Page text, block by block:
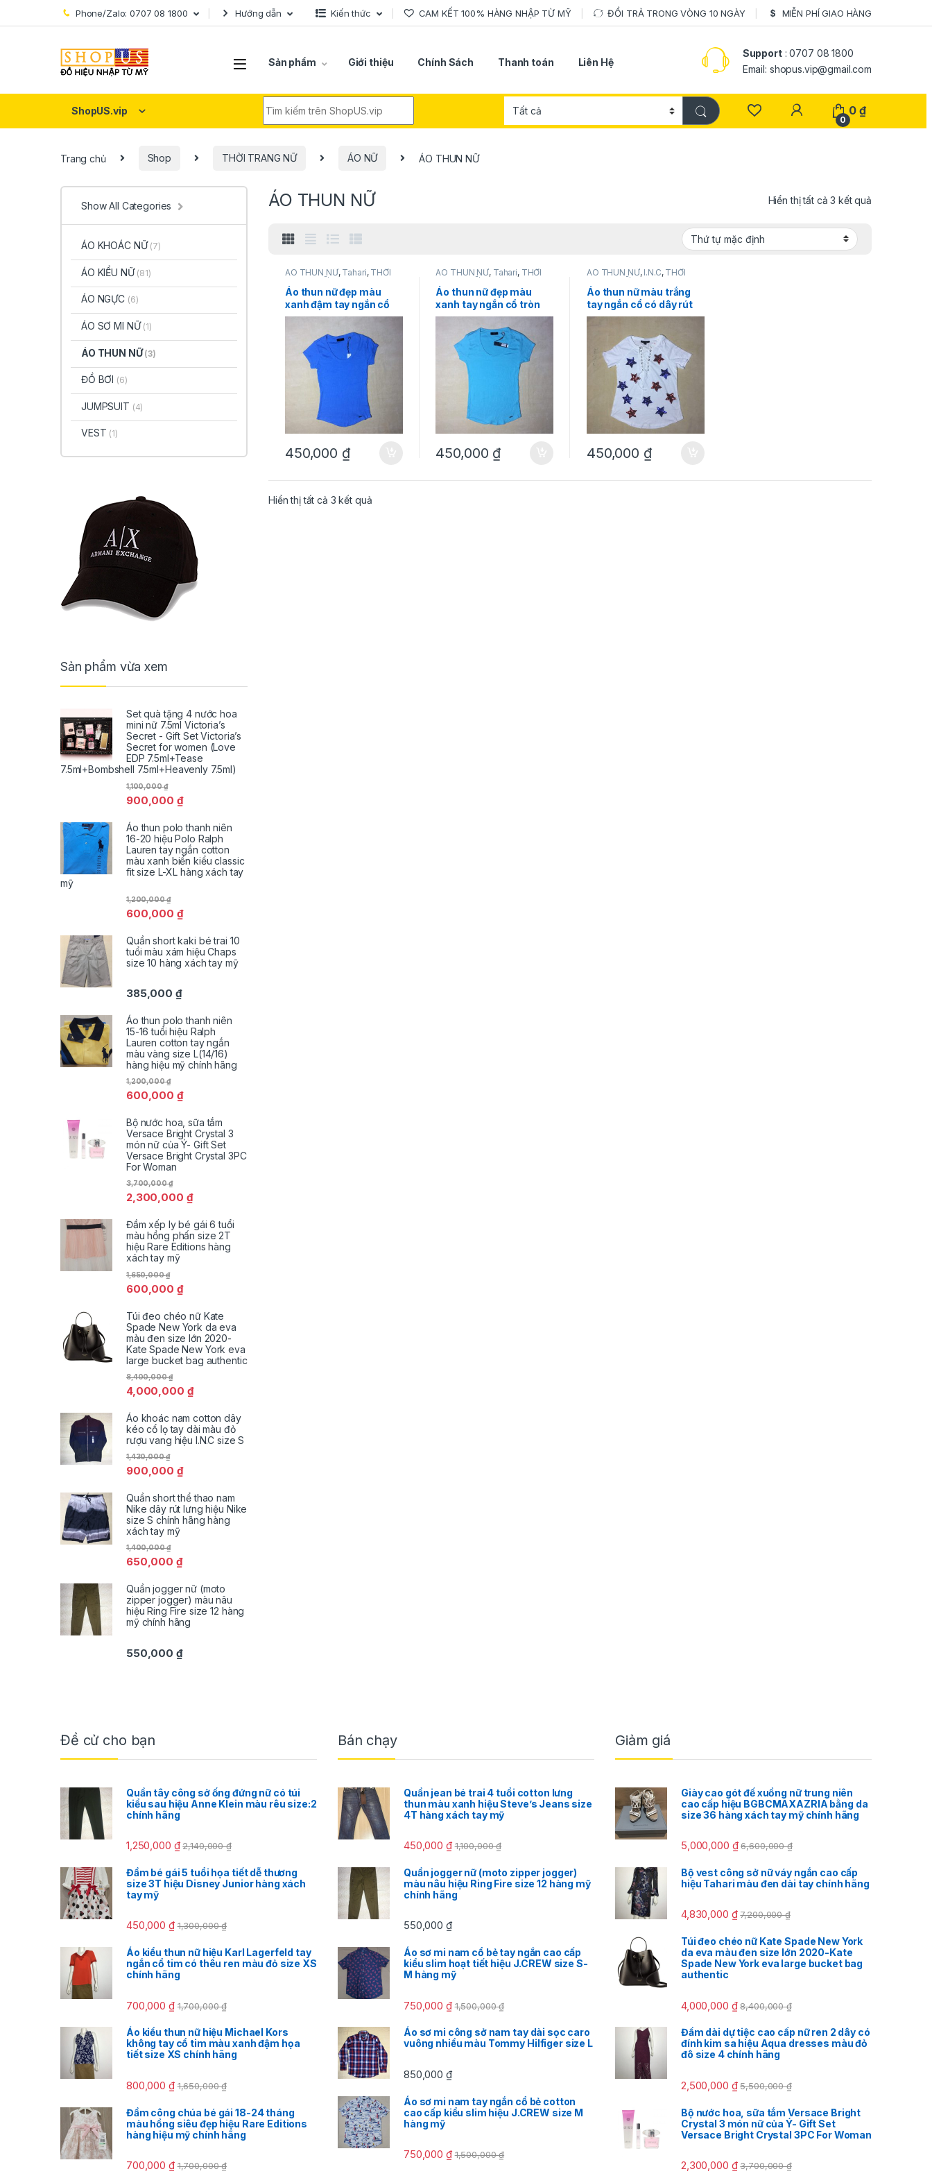
Skip to navigation
Skip to content Phone/Zalo: 0707 08 1800 Hướng dẫn Kiến thức CAM KẾT 100% HÀNG NHẬP TỪ MỸ ĐỔI TRẢ TRONG VÒNG 10 NGÀY MIỄN PHÍ GIAO HÀNG
Sản phẩm Giới thiệu Chính Sách Thanh toán Liên Hệ
Support: 0707 08 1800
Email: shopus.vip@gmail.com
ShopUS.vip
0
0₫
Trang chủ Shop THỜI TRANG NỮ ÁO NỮ ÁO THUN NỮ
ÁO THUN NỮ Hiển thị tất cả 3 kết quả
ÁO THUN NỮ, Tahari, THỜI
TRANG NỮ
Áo thun nữ đẹp màu
xanh đậm tay ngắn cổ
tròn hiệu Tahari size
XS, M chính hãng
450,000 ₫
ÁO THUN NỮ, Tahari, THỜI
TRANG NỮ
Áo thun nữ đẹp màu
xanh tay ngắn cổ tròn
hiệu Tahari size XS
chính hãng
450,000 ₫
ÁO THUN NỮ, I.N.C, THỜI
TRANG NỮ
Áo thun nữ màu trắng
tay ngắn cổ có dây rút
đính cườm dẹp hiệu
450,000 ₫
Hiển thị tất cả 3 kết quả
Show All Categories
ÁO KHOÁC NỮ (7)
ÁO KIỂU NỮ (81)
ÁO NGỰC (6)
ÁO SƠ MI NỮ (1)
ÁO THUN NỮ(3)
ĐỒ BƠI (6)
JUMPSUIT (4)
VEST (1)
Sản phẩm vừa xem
Set quà tặng 4 nước hoa
mini nữ 7.5ml Victoria’s
Secret - Gift Set Victoria’s
Secret for women (Love
EDP 7.5ml+Tease
7.5ml+Bombshell 7.5ml+Heavenly 7.5ml)
900,000 ₫
1,100,000₫
Áo thun polo thanh niên
16-20 hiệu Polo Ralph
Lauren tay ngắn cotton
màu xanh biển kiểu classic
fit size L-XL hàng xách tay
mỹ
600,000 ₫
1,200,000₫
Quần short kaki bé trai 10
tuổi màu xám hiệu Chaps
size 10 hàng xách tay mỹ
385,000 ₫
Áo thun polo thanh niên
15-16 tuổi hiệu Ralph
Lauren cotton tay ngắn
màu vàng size L(14/16)
hàng hiệu mỹ chính hãng
600,000 ₫
1,200,000₫
Bộ nước hoa, sữa tắm
Versace Bright Crystal 3
món nữ của Ý- Gift Set
Versace Bright Crystal 3PC
For Woman
2,300,000 ₫
3,700,000₫
Đầm xếp ly bé gái 6 tuổi
màu hồng phấn size 2T
hiệu Rare Editions hàng
xách tay mỹ
600,000 ₫
1,650,000₫
Túi đeo chéo nữ Kate
Spade New York da eva
màu đen size lớn 2020-
Kate Spade New York eva
large bucket bag authentic
4,000,000 ₫
8,400,000₫
Áo khoác nam cotton dây
kéo cổ lọ tay dài màu đỏ
rượu vang hiệu I.N.C size S
900,000 ₫
1,430,000₫
Quần short thể thao nam
Nike dây rút lưng hiệu Nike
size S chính hãng hàng
xách tay mỹ
650,000 ₫
1,400,000₫
Quần jogger nữ (moto
zipper jogger) màu nâu
hiệu Ring Fire size 12 hàng
mỹ chính hãng
550,000 ₫
Đề cử cho bạn
Quần tây công sở ống đứng nữ có túi
kiểu sau hiệu Anne Klein màu rêu size:2
chính hãng
1,250,000 ₫ 2,140,000₫
Đầm bé gái 5 tuổi họa tiết dễ thương
size 3T hiệu Disney Junior hàng xách
tay mỹ
450,000 ₫ 1,300,000₫
Áo kiểu thun nữ hiệu Karl Lagerfeld tay
ngắn cổ tim có thêu ren màu đỏ size XS
chính hãng
700,000 ₫ 1,700,000₫
Áo kiểu thun nữ hiệu Michael Kors
không tay cổ tim màu xanh đậm họa
tiết size XS chính hãng
800,000 ₫ 1,650,000₫
Đầm công chúa bé gái 18-24 tháng
màu hồng siêu đẹp hiệu Rare Editions
hàng hiệu mỹ chính hãng
700,000 ₫ 1,700,000₫
Bán chạy
Quần jean bé trai 4 tuổi cotton lưng
thun màu xanh hiệu Steve’s Jeans size
4T hàng xách tay mỹ
450,000 ₫ 1,100,000₫
Quần jogger nữ (moto zipper jogger)
màu nâu hiệu Ring Fire size 12 hàng mỹ
chính hãng
550,000 ₫
Áo sơ mi nam cổ bẻ tay ngắn cao cấp
kiểu slim hoạt tiết hiệu J.CREW size S-
M hàng mỹ
750,000 ₫ 1,500,000₫
Áo sơ mi công sở nam tay dài sọc caro
vuông nhiều màu Tommy Hilfiger size L
850,000 ₫
Áo sơ mi nam tay ngắn cổ bẻ cotton
cao cấp kiểu slim hiệu J.CREW size M
hàng mỹ
750,000 ₫ 1,500,000₫
Giảm giá
Giày cao gót đế xuồng nữ trung niên
cao cấp hiệu BGBCMAXAZRIA bằng da
size 36 hàng xách tay mỹ chính hãng
5,000,000 ₫ 6,600,000₫
Bộ vest công sở nữ váy ngắn cao cấp
hiệu Tahari màu đen dài tay chính hãng
4,830,000 ₫ 7,200,000₫
Túi đeo chéo nữ Kate Spade New York
da eva màu đen size lớn 2020-Kate
Spade New York eva large bucket bag
authentic
4,000,000 ₫ 8,400,000₫
Đầm dài dự tiệc cao cấp nữ ren 2 dây có
đính kim sa hiệu Aqua dresses màu đỏ
đô size 4 chính hãng
2,500,000 ₫ 5,500,000₫
Bộ nước hoa, sữa tắm Versace Bright
Crystal 3 món nữ của Ý- Gift Set
Versace Bright Crystal 3PC For Woman
2,300,000 ₫ 3,700,000₫